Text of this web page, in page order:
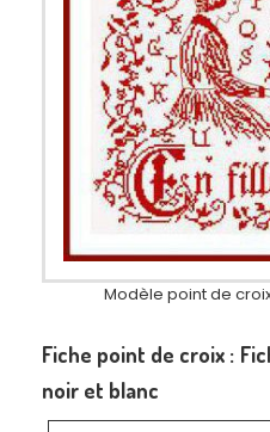
Modèle point de
Fiche point de croix :
noir et blanc